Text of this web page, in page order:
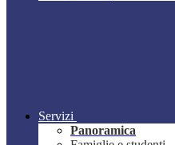
Servizi
Panoramica